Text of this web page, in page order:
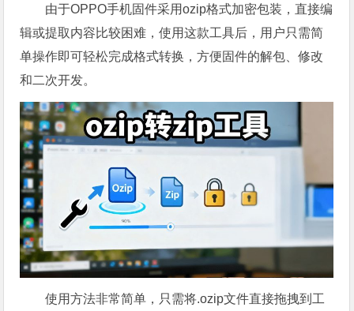
由于OPPO手机固件采用ozip格式加密包装，直接编
辑或提取内容比较困难，使用这款工具后，用户只需简
单操作即可轻松完成格式转换，方便固件的解包、修改
和二次开发。
使用方法非常简单，只需将.ozip文件直接拖拽到工